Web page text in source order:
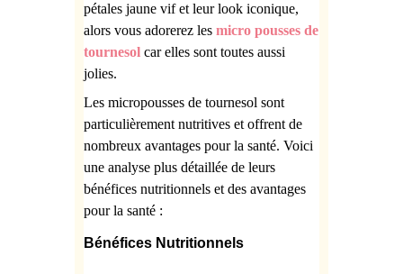
pétales jaune vif et leur look iconique,
alors vous adorerez les micro pousses de
tournesol car elles sont toutes aussi
jolies.
Les micropousses de tournesol sont
particulièrement nutritives et offrent de
nombreux avantages pour la santé. Voici
une analyse plus détaillée de leurs
bénéfices nutritionnels et des avantages
pour la santé :
Bénéfices Nutritionnels